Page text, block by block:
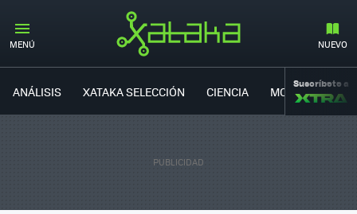
MENÚ NUEVO
ANÁLISIS XATAKA SELECCIÓN CIENCIA MOVILIDAD
Suscríbete a